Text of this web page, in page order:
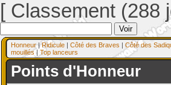
[ Classement (288
Honneur|Ridicule | Côté des Braves | Côté des
mouillés| Top lanceurs
Points d'Honneur